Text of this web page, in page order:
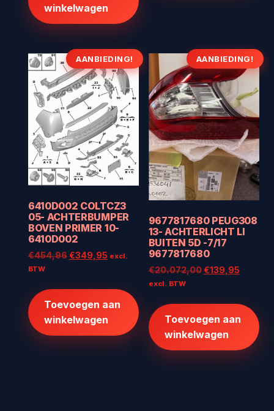
winkelwagen
AANBIEDING!
6410D002 COLTCZ3
05- ACHTERBUMPER
BOVEN PRIMER 10-
6410D002
€454,96Oorspronkelijke
€349,95 Huidige
€349,95.
excl.
BTW
Toevoegen aan
winkelwagen
AANBIEDING!
9677817680 PEUG308
13- ACHTERLICHT LI
BUITEN 5D -7/17
9677817680
€20.072,00 Oorspronkelijke
€20.072,00.
€139,95Huidige
excl. BTW
Toevoegen aan
winkelwagen